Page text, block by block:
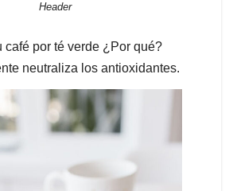
Header
café por té verde ¿Por qué?
neutraliza los antioxidantes.